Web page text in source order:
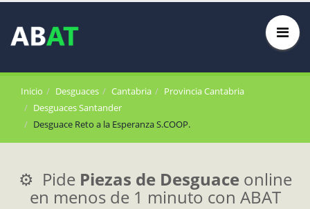
Inicio Desguaces Cantabria
Provincia Cantabria
Desguaces Santander
Desguace Reto a la Esperanza S.COOP.
⚙️ Pide Piezas de Desguace online
en menos de 1 minuto con ABAT